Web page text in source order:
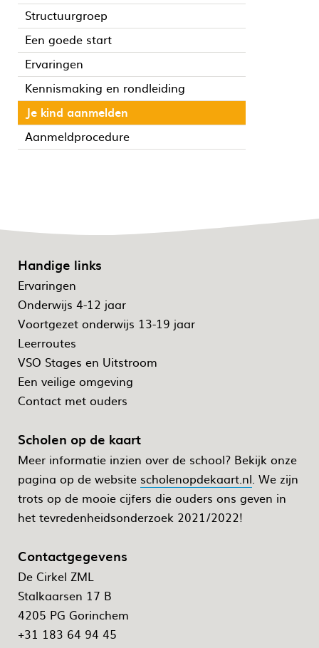
Structuurgroep
Een goede start
Ervaringen
Kennismaking en rondleiding
Je kind aanmelden
Aanmeldprocedure
Handige links
Ervaringen
Onderwijs 4-12 jaar
Voortgezet onderwijs 13-19 jaar
Leerroutes
VSO Stages en Uitstroom
Een veilige omgeving
Contact met ouders
Scholen op de kaart
Meer informatie inzien over de school? Bekijk onze
pagina op de website scholenopdekaart.nl . We zijn
trots op de mooie cijfers die ouders ons geven in
het tevredenheidsonderzoek 2021/2022!
Contactgegevens
De Cirkel ZML
Stalkaarsen 17 B
4205 PG Gorinchem
+31 183 64 94 45